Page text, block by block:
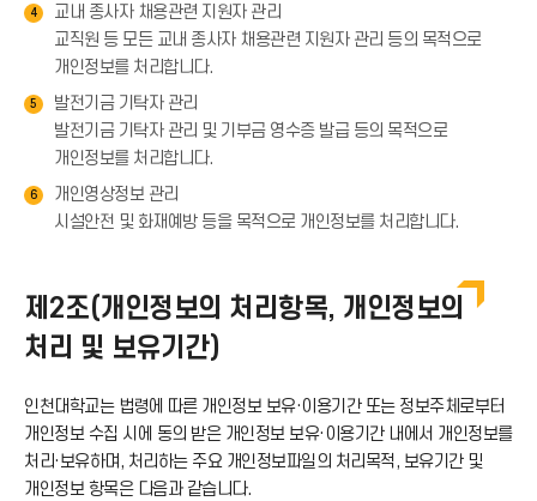
4
교내 종사자 채용관련 지원자 관리
교직원 등 모든 교내 종사자 채용관련 지원자 관리 등의 목적으로
개인정보를 처리합니다.
5
발전기금 기탁자 관리
발전기금 기탁자 관리 및 기부금 영수증 발급 등의 목적으로
개인정보를 처리합니다.
6
개인영상정보 관리
시설안전 및 화재예방 등을 목적으로 개인정보를 처리합니다.
제2조(개인정보의 처리항목, 개인정보의
처리 및 보유기간)
인천대학교는 법령에 따른 개인정보 보유·이용기간 또는 정보주체로부터
개인정보 수집 시에 동의 받은 개인정보 보유·이용기간 내에서 개인정보를
처리·보유하며, 처리하는 주요 개인정보파일의 처리목적, 보유기간 및
개인정보 항목은 다음과 같습니다.